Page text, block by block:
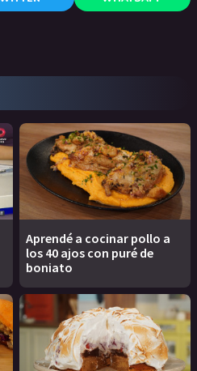
Aprendé a cocinar pollo a
los 40 ajos con puré de
boniato